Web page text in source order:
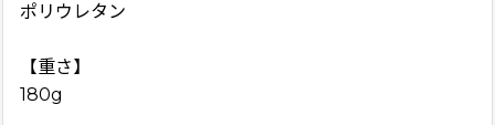
ポリウレタン
【重さ】
180g